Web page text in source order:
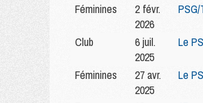
Féminines
2 févr.
2026
Club
6 juil.
2025
Le
Féminines
27 avr.
2025
Le